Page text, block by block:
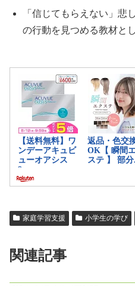
「信じてもらえない」悲
の行動を見つめる教材と
家庭学習支援 小学生の学び
関連記事